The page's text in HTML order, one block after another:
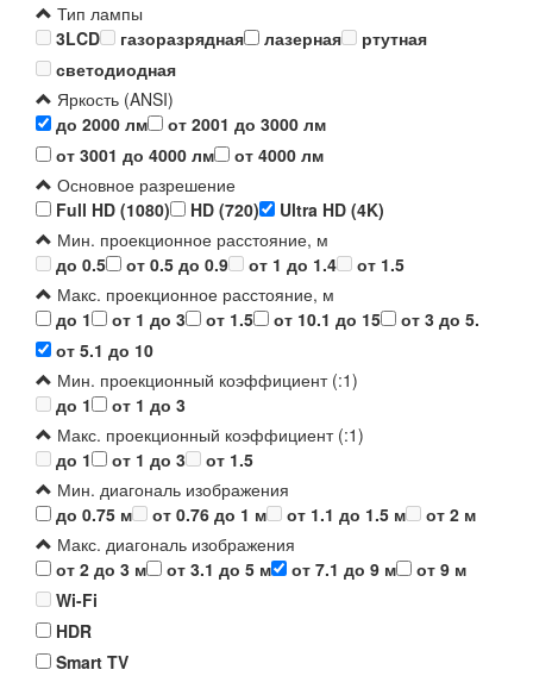
Тип лампы
3LCD
газоразрядная лазерная
ртутная
светодиодная
Яркость (ANSI)
до 2000 лм
от 2001 до 3000 лм
от 3001 до 4000 лм
от 4000 лм
Основное разрешение
Full HD (1080)
HD (720)
Ultra HD (4K)
Мин. проекционное расстояние, м
до 0.5
от 0.5 до 0.9 от 1 до 1.4
от 1.5
Макс. проекционное расстояние, м
до 1
от 1 до 3 от 1.5 от 10.1 до 15
от 3 до 5.
от 5.1 до 10
Мин. проекционный коэффициент (:1)
до 1
от 1 до 3
Макс. проекционный коэффициент (:1)
до 1
от 1 до 3
от 1.5
Мин. диагональ изображения
до 0.75 м
от 0.76 до 1 м от 1.1 до 1.5 м
от 2 м
Макс. диагональ изображения
от 2 до 3 м
от 3.1 до 5 м от 7.1 до 9 м
от 9 м
Wi-Fi
HDR
Smart TV